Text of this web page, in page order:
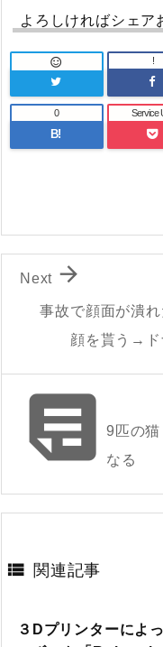
よろしければシェア
 !
B!
0 Service
事故で顔面が潰
顔を貰う→ド

Next
9匹の猫
なる
 関連記事
３Dプリンターによ